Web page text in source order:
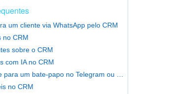
um cliente via WhatsApp pelo CRM
no CRM
sobre o CRM
com IA no CRM
no CRM